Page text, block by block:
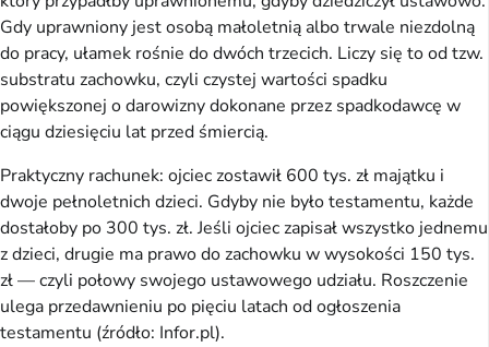
Gdy uprawniony jest osobą małoletnią albo trwale niezdolną
do pracy, ułamek rośnie do dwóch trzecich. Liczy się to od tzw.
substratu zachowku, czyli czystej wartości spadku
powiększonej o darowizny dokonane przez spadkodawcę w
ciągu dziesięciu lat przed śmiercią.
Praktyczny rachunek: ojciec zostawił 600 tys. zł majątku i
dwoje pełnoletnich dzieci. Gdyby nie było testamentu, każde
dostałoby po 300 tys. zł. Jeśli ojciec zapisał wszystko jednemu
z dzieci, drugie ma prawo do zachowku w wysokości 150 tys.
zł — czyli połowy swojego ustawowego udziału. Roszczenie
ulega przedawnieniu po pięciu latach od ogłoszenia
testamentu (źródło: Infor.pl).